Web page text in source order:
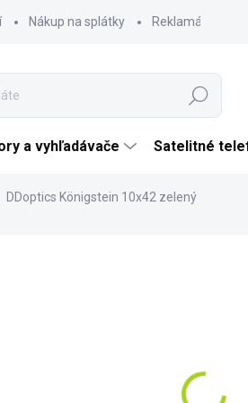
Nákup na splátky Reklamácia
Hľadať
a vyhľadávače Satelitné
DDoptics Königstein 10x42 zelený